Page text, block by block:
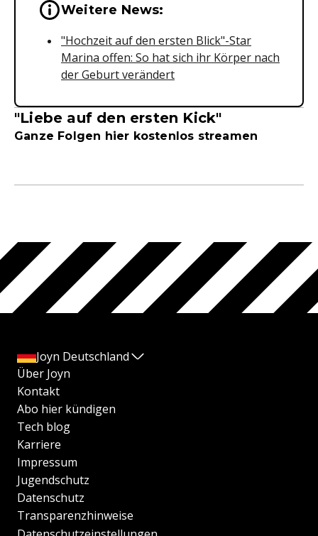
Wichtige Hinweise &
Weitere News:
"Hochzeit auf den ersten Blick"-Star
Marina offen: So hat sich ihr Körper nach
der Geburt verändert
"Liebe auf den ersten Kick"
Ganze Folgen hier kostenlos streamen
Joyn Deutschland
Über Joyn
Kontakt
Abo hier kündigen
Tech blog
Karriere
Impressum
Jugendschutz
Datenschutz
Transparenzhinweise